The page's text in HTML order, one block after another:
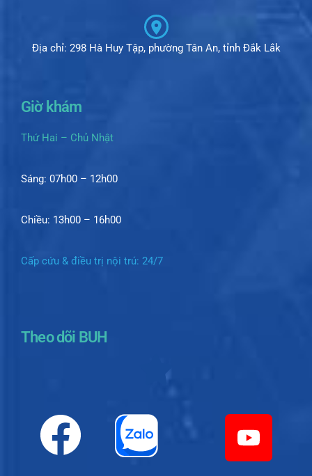
Địa chỉ: 298 Hà Huy Tập, phường Tân An, tỉnh Đắk Lắk
Giờ khám
Thứ Hai – Chủ Nhật
Sáng: 07h00 – 12h00
Chiều: 13h00 – 16h00
Cấp cứu & điều trị nội trú: 24/7
Theo dõi BUH